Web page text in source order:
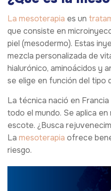
La mesoterapia es un
que consiste en
piel (mesodermo). Estas
mezcla personalizada de
hialurónico, aminoácidos y
se elige en función del tipo
La técnica nació en
todo el mundo. Se aplica
escote. ¿Busca
La mesoterapia ofrece
riesgo.